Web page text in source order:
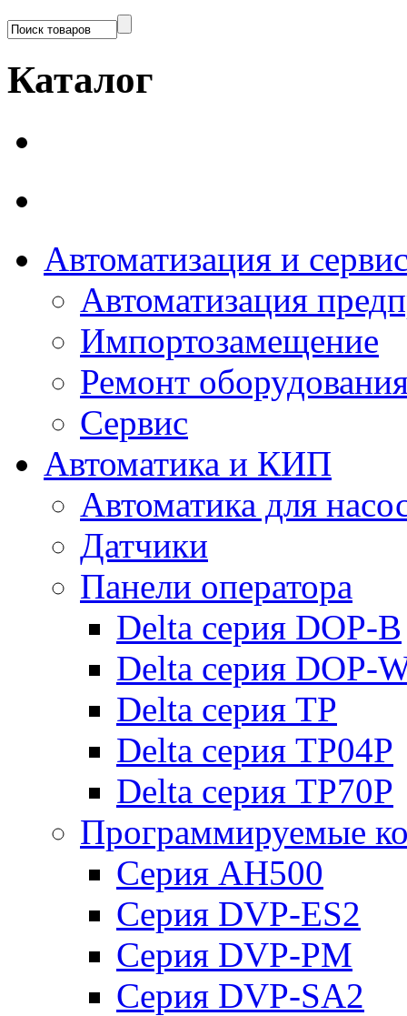
Каталог
Автоматизация и
Автоматизация
Импортозамещение
Ремонт
Сервис
Автоматика и КИП
Автоматика для
Датчики
Панели оператора
Delta серия DOP-B
Delta серия DOP-
Delta серия TP
Delta серия TP04P
Delta серия TP70P
Программируемые
Серия AH500
Серия DVP-ES2
Серия DVP-PM
Серия DVP-SA2